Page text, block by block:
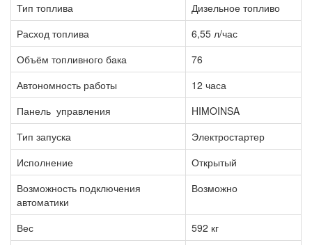
Тип топлива
Дизельное топливо
Расход топлива
6,55 л/час
Объём топливного бака
76
Автономность работы
12 часа
Панель управления
HIMOINSA
Тип запуска
Электростартер
Исполнение
Открытый
Возможность подключения
автоматики
Возможно
Вес
592 кг